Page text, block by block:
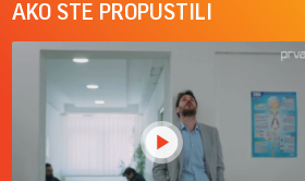
AKO STE PROPUSTILI